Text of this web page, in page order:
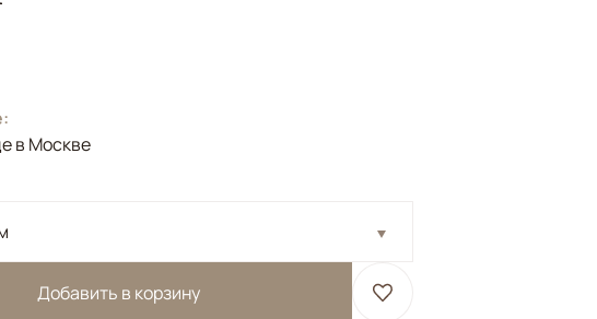
в Москве
Добавить в корзину